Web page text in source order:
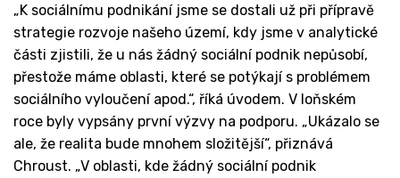
„K sociálnímu podnikání jsme se dostali už při přípravě
strategie rozvoje našeho území, kdy jsme v analytické
části zjistili, že u nás žádný sociální podnik nepůsobí,
přestože máme oblasti, které se potýkají s problémem
sociálního vyloučení apod.“, říká úvodem. V loňském
roce byly vypsány první výzvy na podporu. „Ukázalo se
ale, že realita bude mnohem složitější“, přiznává
Chroust. „V oblasti, kde žádný sociální podnik